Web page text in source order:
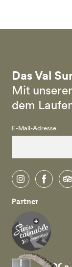
Das Val
Mit
dem
E-Mail-Adresse
instagram
Partner